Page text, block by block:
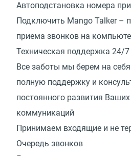
Автоподстановка номера
Подключить Mango Talker –
приема звонков на
Техническая поддержка 24/7
Все заботы мы берем на
полную поддержку и
постоянного развития Ваших
коммуникаций
Принимаем входящие и не
Очередь звонков